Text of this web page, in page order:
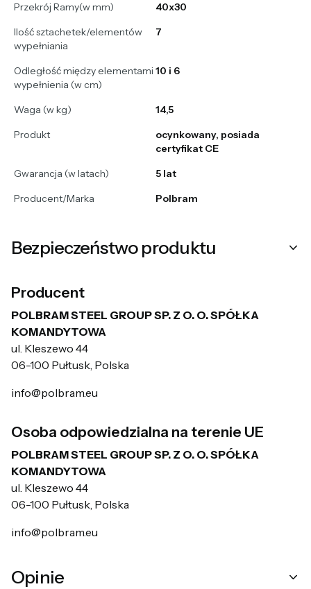
Przekrój Ramy(w mm)
40x30
Ilość sztachetek/elementów
wypełniania
7
Odległość między elementami
wypełnienia (w cm)
10 i 6
Waga (w kg)
14,5
Produkt
ocynkowany, posiada
certyfikat CE
Gwarancja (w latach)
5 lat
Producent/Marka
Polbram
Bezpieczeństwo produktu
Producent
POLBRAM STEEL GROUP SP. Z O. O. SPÓŁKA
KOMANDYTOWA
ul. Kleszewo 44
06-100 Pułtusk, Polska
info@polbram.eu
Osoba odpowiedzialna na terenie UE
POLBRAM STEEL GROUP SP. Z O. O. SPÓŁKA
KOMANDYTOWA
ul. Kleszewo 44
06-100 Pułtusk, Polska
info@polbram.eu
Opinie